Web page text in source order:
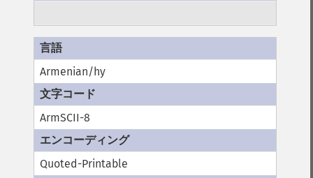
Armenian/hy
ArmSCII-8
Quoted-Printable